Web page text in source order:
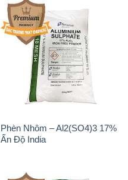
Phèn Nhôm – Al2(SO4)3 17%
Ấn Độ India